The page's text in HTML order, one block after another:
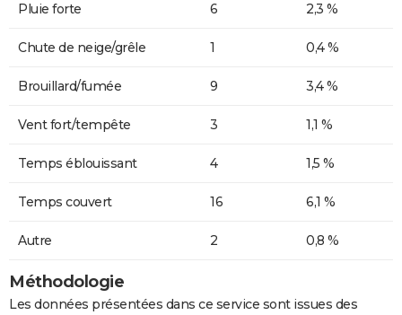
Pluie forte 6 2,3 %
Chute de neige/grêle 1 0,4 %
Brouillard/fumée 9 3,4 %
Vent fort/tempête 3 1,1 %
Temps éblouissant 4 1,5 %
Temps couvert 16 6,1 %
Autre 2 0,8 %
Méthodologie
Les données présentées dans ce service sont issues des